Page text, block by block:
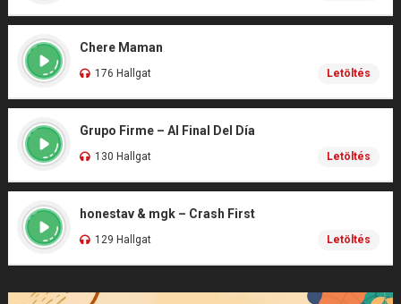
Chere Maman
176 Hallgat Letöltés
Grupo Firme – Al Final Del Día
130 Hallgat Letöltés
honestav & mgk – Crash First
129 Hallgat Letöltés